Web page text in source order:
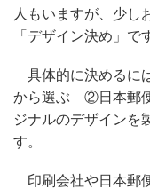
人もいますが、少し
「デザイン決め」で
具体的に決めるに
から選ぶ ②日本郵
ジナルのデザインを
す。
印刷会社や日本郵